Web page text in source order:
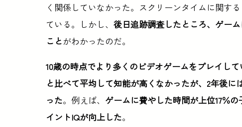
く関係していなかった。スクリーンタイムに関す
ている。しかし、 後日追跡調査したところ、ゲー
ことがわかったのだ。
10歳の時点でより多くのビデオゲームをプレイし
と比べて平均して知能が高くなかったが、2年後
った。例えば、 ゲームに費やした時間が上位17％
イントIQが向上した。